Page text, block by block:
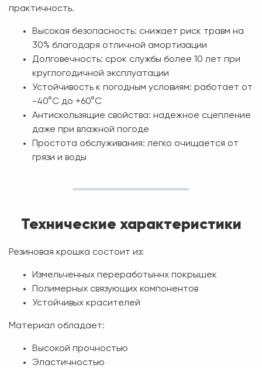
практичность.
Высокая безопасность: снижает риск травм на
30% благодаря отличной амортизации
Долговечность: срок службы более 10 лет при
круглогодичной эксплуатации
Устойчивость к погодным условиям: работает от
-40°C до +60°C
Антискользящие свойства: надежное сцепление
даже при влажной погоде
Простота обслуживания: легко очищается от
грязи и воды
Технические характеристики
Резиновая крошка состоит из:
Измельченных переработыннх покрышек
Полимерных связующих компонентов
Устойчивых красителей
Материал обладает:
Высокой прочностью
Эластичностью